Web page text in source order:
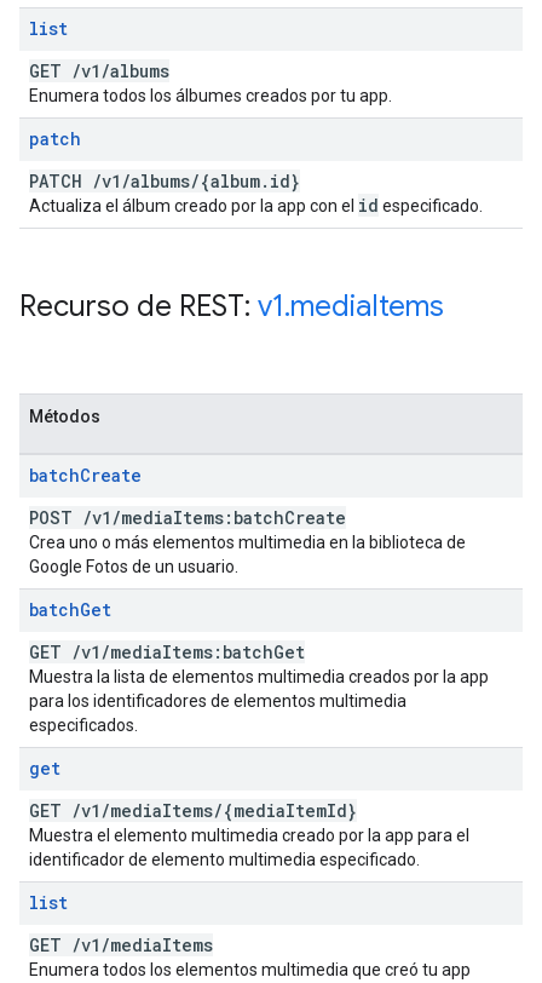
list
GET /v1 /albums
Enumera todos los álbumes creados por tu app.
patch
PATCH /v1 /albums/{album. id}
Actualiza el álbum creado por la app con el id especificado.
Recurso de REST: v1.mediaItems
Métodos
batchCreate
POST /v1 /mediaItems:batchCreate
Crea uno o más elementos multimedia en la biblioteca de
Google Fotos de un usuario.
batchGet
GET /v1 /mediaItems:batchGet
Muestra la lista de elementos multimedia creados por la app
para los identificadores de elementos multimedia
especificados.
get
GET /v1 /mediaItems/{mediaItemId}
Muestra el elemento multimedia creado por la app para el
identificador de elemento multimedia especificado.
list
GET /v1 /mediaItems
Enumera todos los elementos multimedia que creó tu app